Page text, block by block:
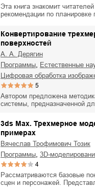
Эта книга знакомит
рекомендации по
Конвертирование
поверхностей
А. А. Дерягин
программы
естественные
цифровая обработка
5
Автором предложена
системы, предназначенной
3ds Max. Трехмерное
примерах
Вячеслав Трофимович Тозик
программы
3D-
4
Рассматриваются базовые
сцен и персонажей.